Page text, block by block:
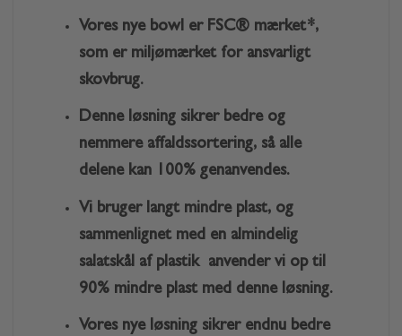
Vores nye bowl er FSC® mærket*,
som er miljømærket for ansvarligt
skovbrug.
Denne løsning sikrer bedre og
nemmere affaldssortering, så alle
delene kan 100% genanvendes.
Vi bruger langt mindre plast, og
sammenlignet med en almindelig
salatskål af plastik anvender vi op til
90% mindre plast med denne løsning.
Vores nye løsning sikrer endnu bedre